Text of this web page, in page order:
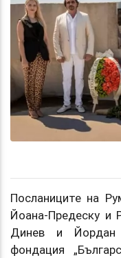
Посланиците на
Йоана-Предеску и
Динев и Йордан
фондация